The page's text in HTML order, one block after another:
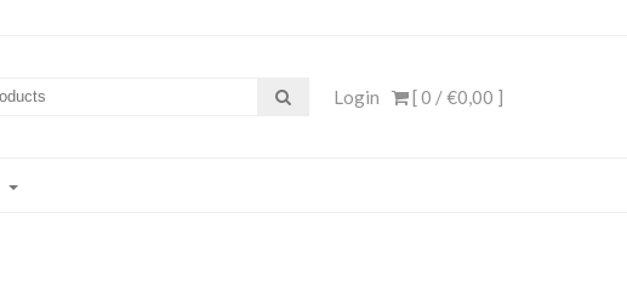
[ 0 /€0,00 ]
Login